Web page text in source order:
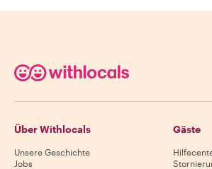
Über Withlocals
Unsere Geschichte
Jobs
Gäste